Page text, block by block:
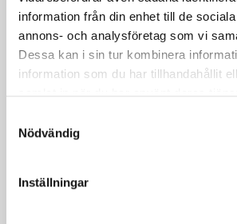
information från din enhet till de
annons- och analysföretag som vi
Dessa kan i sin tur kombinera
information som du har tillhandahållit
samlat in när du har använt deras
Nödvändig
Inställningar
Päronfil 2,7%
1000g